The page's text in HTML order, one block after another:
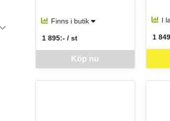
Finns i butik
Denna vara går inte att beställa via
Köp nu
1 895:- / st
SEK per ST
I
1
SEK